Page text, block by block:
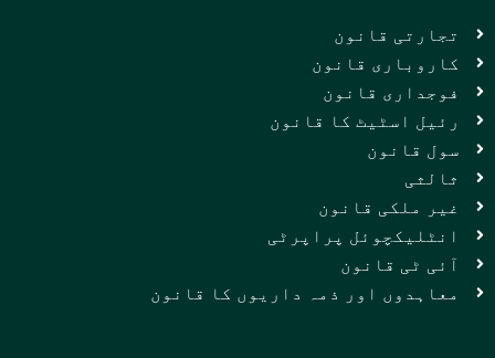
تجارتی قانون
کاروباری قانون
فوجداری قانون
رئیل اسٹیٹ کا قانون
سول قانون
ثالثی
غیر ملکی قانون
انٹلیکچوئل پراپرٹی
آئی ٹی قانون
معاہدوں اور ذمہ داریوں کا قانون